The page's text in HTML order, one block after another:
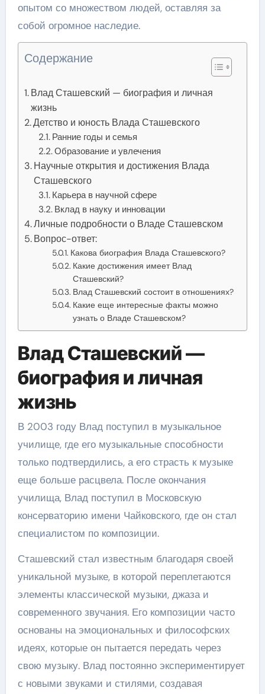
опытом со множеством людей, оставляя за
собой огромное наследие.
Содержание
Влад Сташевский — биография и личная
жизнь
Детство и юность Влада Сташевского
Ранние годы и семья
Образование и увлечения
Научные открытия и достижения Влада
Сташевского
Карьера в научной сфере
Вклад в науку и инновации
Личные подробности о Владе Сташевском
Вопрос-ответ:
Какова биография Влада Сташевского?
Какие достижения имеет Влад
Сташевский?
Влад Сташевский состоит в отношениях?
Какие еще интересные факты можно
узнать о Владе Сташевском?
Влад Сташевский —
биография и личная
жизнь
В 2003 году Влад поступил в музыкальное
училище, где его музыкальные способности
только подтвердились, а его страсть к музыке
еще больше расцвела. После окончания
училища, Влад поступил в Московскую
консерваторию имени Чайковского, где он стал
специалистом по композиции.
Сташевский стал известным благодаря своей
уникальной музыке, в которой переплетаются
элементы классической музыки, джаза и
современного звучания. Его композиции часто
основаны на эмоциональных и философских
идеях, которые он пытается передать через
свою музыку. Влад постоянно экспериментирует
с новыми звуками и стилями, создавая